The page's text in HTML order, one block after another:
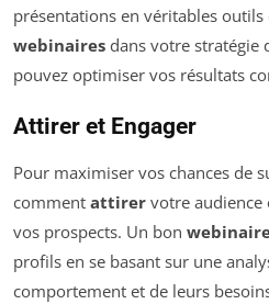
présentations en véritables
webinaires dans votre stratégie
pouvez optimiser vos résultats
Attirer et Engager
Pour maximiser vos chances de
comment attirer votre audience
vos prospects. Un bon
profils en se basant sur une
comportement et de leurs